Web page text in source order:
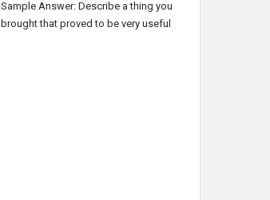
Sample Answer: Describe a thing you
brought that proved to be very useful